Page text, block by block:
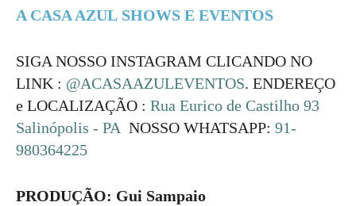
A CASA AZUL SHOWS E EVENTOS
SIGA NOSSO INSTAGRAM CLICANDO NO
LINK : @ACASAAZULEVENTOS. ENDEREÇO
e LOCALIZAÇÃO : Rua Eurico de Castilho 93
Salinópolis - PA NOSSO WHATSAPP: 91-
980364225
PRODUÇÃO: Gui Sampaio